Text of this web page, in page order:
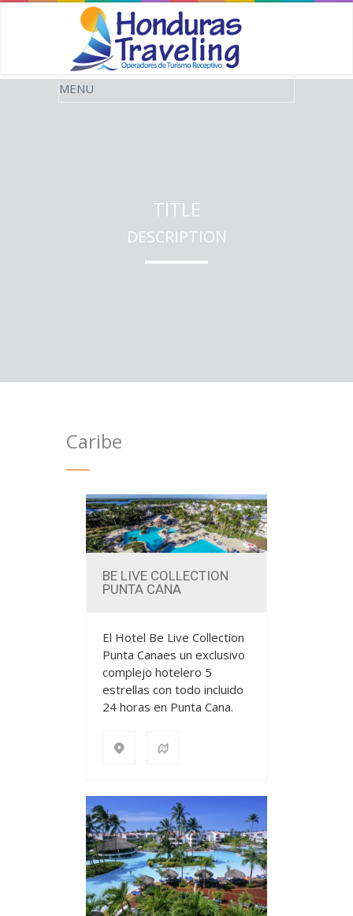
TITLE
DESCRIPTION
Caribe
MÁS INFO
BE LIVE COLLECTION
PUNTA CANA
El Hotel Be Live Collection
Punta Canaes un exclusivo
complejo hotelero 5
estrellas con todo incluido
24 horas en Punta Cana.
MÁS INFO